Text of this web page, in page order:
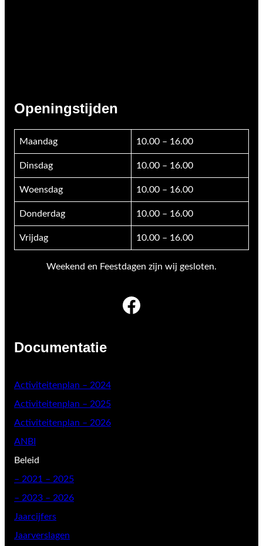
Openingstijden
Maandag 10.00 – 16.00
Dinsdag 10.00 – 16.00
Woensdag 10.00 – 16.00
Donderdag 10.00 – 16.00
Vrijdag 10.00 – 16.00
Weekend en Feestdagen zijn wij gesloten.
Facebook
Documentatie
Activiteitenplan – 2024
Activiteitenplan – 2025
Activiteitenplan – 2026
ANBI
Beleid
– 2021 – 2025
– 2023 – 2026
Jaarcijfers
Jaarverslagen